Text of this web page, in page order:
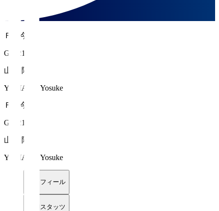
ＦＣ今治
GK 21
山田 陽介
YAMADA Yosuke
ＦＣ今治
GK 21
山田 陽介
YAMADA Yosuke
プロフィール
詳細スタッツ